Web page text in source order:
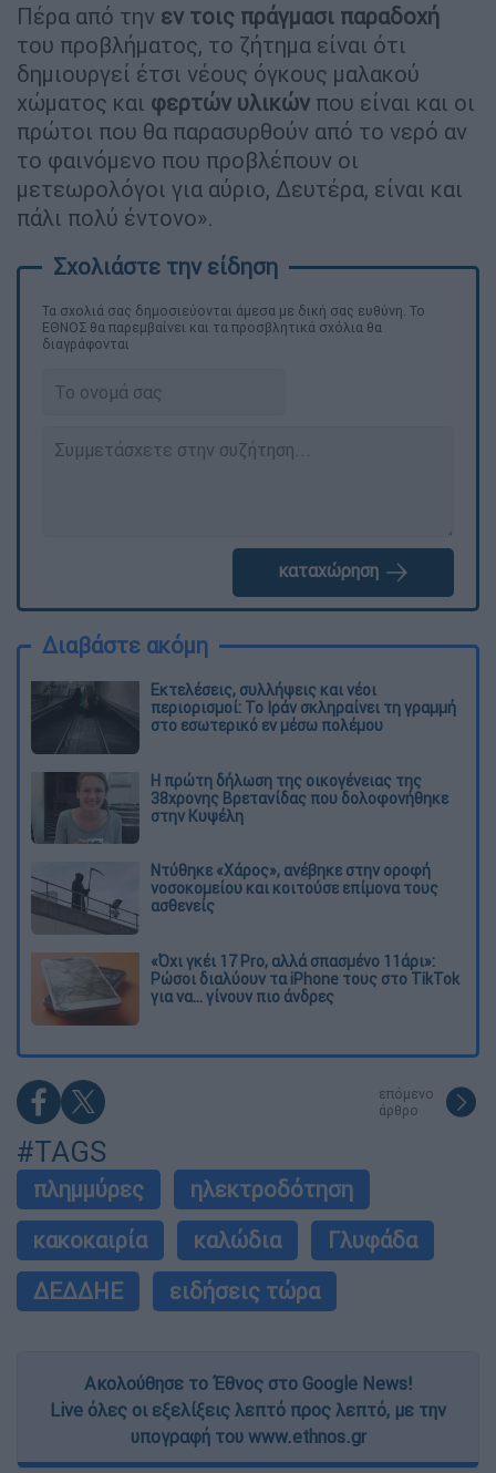
Πέρα από την εν τοις πράγμασι παραδοχή
του προβλήματος, το ζήτημα είναι ότι
δημιουργεί έτσι νέους όγκους μαλακού
χώματος και φερτών υλικών που είναι και οι
πρώτοι που θα παρασυρθούν από το νερό αν
το φαινόμενο που προβλέπουν οι
μετεωρολόγοι για αύριο, Δευτέρα, είναι και
πάλι πολύ έντονο».
Τα σχολιά σας δημοσιεύονται άμεσα με δική σας ευθύνη. Το
ΕΘΝΟΣ θα παρεμβαίνει και τα προσβλητικά σχόλια θα
διαγράφονται
καταχώρηση
Διαβάστε ακόμη
Εκτελέσεις, συλλήψεις και νέοι
περιορισμοί: Το Ιράν σκληραίνει τη γραμμή
στο εσωτερικό εν μέσω πολέμου
Η πρώτη δήλωση της οικογένειας της
38χρονης Βρετανίδας που δολοφονήθηκε
στην Κυψέλη
Ντύθηκε «Χάρος», ανέβηκε στην οροφή
νοσοκομείου και κοιτούσε επίμονα τους
ασθενείς
«Όχι γκέι 17 Pro, αλλά σπασμένο 11άρι»:
Ρώσοι διαλύουν τα iPhone τους στο TikTok
για να... γίνουν πιο άνδρες
επόμενο
άρθρο
#TAGS
πλημμύρες
ηλεκτροδότηση
κακοκαιρία
καλώδια
Γλυφάδα
ΔΕΔΔΗΕ
ειδήσεις τώρα
Ακολούθησε το Έθνος στο Google News!
Live όλες οι εξελίξεις λεπτό προς λεπτό, με την
υπογραφή του www.ethnos.gr